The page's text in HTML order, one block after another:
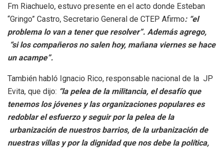
Fm Riachuelo, estuvo presente en el acto donde Esteban
“Gringo” Castro, Secretario General de CTEP Afirmo: “el
problema lo van a tener que resolver”. Además agrego,
“si los compañeros no salen hoy, mañana viernes se hace
un acampe”.
También habló Ignacio Rico, responsable nacional de la JP
Evita, que dijo: “la pelea de la militancia, el desafío que
tenemos los jóvenes y las organizaciones populares es
redoblar el esfuerzo y seguir por la pelea de la
urbanización de nuestros barrios, de la urbanización de
nuestras villas y por la dignidad que nos debe la política,